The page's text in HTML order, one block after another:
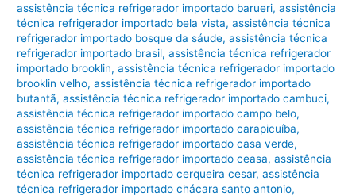
assistência técnica refrigerador importado barueri,assistência
técnica refrigerador importado bela vista,assistência técnica
refrigerador importado bosque da sáude,assistência técnica
refrigerador importado brasil,assistência técnica refrigerador
importado brooklin,assistência técnica refrigerador importado
brooklin velho,assistência técnica refrigerador importado
butantã,assistência técnica refrigerador importado cambuci,
assistência técnica refrigerador importado campo belo,
assistência técnica refrigerador importado carapicuíba,
assistência técnica refrigerador importado casa verde,
assistência técnica refrigerador importado ceasa,assistência
técnica refrigerador importado cerqueira cesar,assistência
técnica refrigerador importado chácara santo antonio,